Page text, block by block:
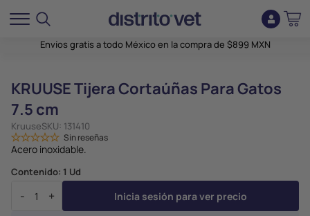
Envíos gratis a todo México en la compra de $899 MXN
KRUUSE Tijera Cortaúñas Para Gatos
7.5 cm
KruuseSKU: 131410
Sin reseñas
Acero inoxidable.
Contenido: 1 Ud
- + Inicia sesión para ver precio